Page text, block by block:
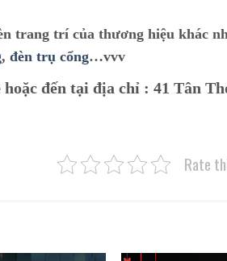
trang trí của thương hiệu khác
, đèn trụ cổng…vvv
đến tại địa chỉ : 41 Tân
Rate